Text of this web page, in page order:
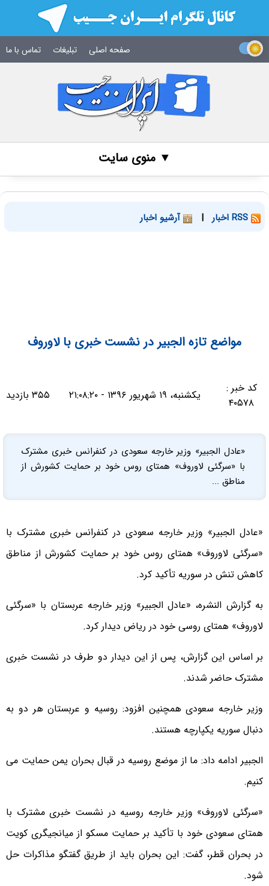
صفحه اصلی تبلیغات تماس با ما
▼ منوی سایت
| آرشیو اخبار
مواضع تازه الجبیر در نشست خبری با لاوروف
کد خبر :
۴۰۵۷۸
یکشنبه، ۱۹ شهریور ۱۳۹۶ - ۲۱:۰۸:۲۰ ۳۵۵ بازدید
«عادل الجبیر» وزیر خارجه سعودی در کنفرانس خبری مشترک
با «سرگئی لاوروف» همتای روس خود بر حمایت کشورش از
مناطق ...
«عادل الجبیر» وزیر خارجه سعودی در کنفرانس خبری مشترک با
«سرگئی لاوروف» همتای روس خود بر حمایت کشورش از مناطق
کاهش تنش در سوریه تأکید کرد.
به گزارش النشره، «عادل الجبیر» وزیر خارجه عربستان با «سرگئی
لاوروف» همتای روسی خود در ریاض دیدار کرد.
بر اساس این گزارش، پس از این دیدار دو طرف در نشست خبری
مشترک حاضر شدند.
وزیر خارجه سعودی همچنین افزود: روسیه و عربستان هر دو به
دنبال سوریه یکپارچه هستند.
الجبیر ادامه داد: ما از موضع روسیه در قبال بحران یمن حمایت می
کنیم.​
«سرگئی لاوروف» وزیر خارجه روسیه در نشست خبری مشترک با
همتای سعودی خود با تأکید بر حمایت مسکو از میانجیگری کویت
در بحران قطر، گفت: این بحران باید از طریق گفتگو مذاکرات حل
شود.